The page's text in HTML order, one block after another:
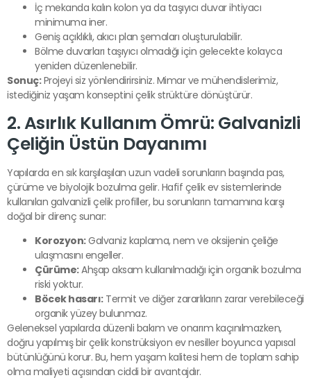
İç mekanda kalın kolon ya da taşıyıcı duvar ihtiyacı
minimuma iner.
Geniş açıklıklı, akıcı plan şemaları oluşturulabilir.
Bölme duvarları taşıyıcı olmadığı için gelecekte kolayca
yeniden düzenlenebilir.
Sonuç:Projeyi siz yönlendirirsiniz. Mimar ve mühendislerimiz,
istediğiniz yaşam konseptini çelik strüktüre dönüştürür.
2. Asırlık Kullanım Ömrü: Galvanizli
Çeliğin Üstün Dayanımı
Yapılarda en sık karşılaşılan uzun vadeli sorunların başında pas,
çürüme ve biyolojik bozulma gelir. Hafif çelik ev sistemlerinde
kullanılan galvanizli çelik profiller, bu sorunların tamamına karşı
doğal bir direnç sunar:
Korozyon:Galvaniz kaplama, nem ve oksijenin çeliğe
ulaşmasını engeller.
Çürüme:Ahşap aksam kullanılmadığı için organik bozulma
riski yoktur.
Böcek hasarı:Termit ve diğer zararlıların zarar verebileceği
organik yüzey bulunmaz.
Geleneksel yapılarda düzenli bakım ve onarım kaçınılmazken,
doğru yapılmış bir çelik konstrüksiyon ev nesiller boyunca yapısal
bütünlüğünü korur. Bu, hem yaşam kalitesi hem de toplam sahip
olma maliyeti açısından ciddi bir avantajdır.